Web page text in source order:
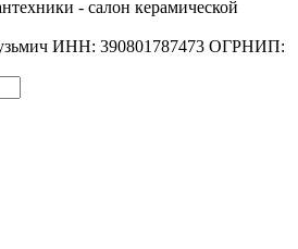
- салон керамической
ИНН: 390801787473 ОГРНИП: